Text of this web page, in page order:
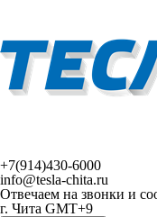
+7(914)430-6000
info@tesla-chita.ru
Отвечаем на звонки и
г. Чита GMT+9